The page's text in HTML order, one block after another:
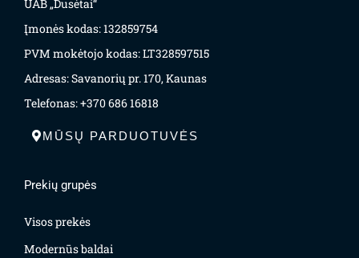
UAB „Dusėtai“
Įmonės kodas: 132859754
PVM mokėtojo kodas: LT328597515
Adresas: Savanorių pr. 170, Kaunas
Telefonas: +370 686 16818
MŪSŲ PARDUOTUVĖS
Prekių grupės
Visos prekės
Modernūs baldai